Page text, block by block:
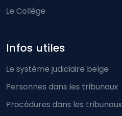
Le Collège
Infos utiles
Le système judiciaire belge
Personnes dans les tribunaux
Procédures dans les tribunaux